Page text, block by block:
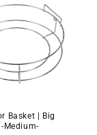
Basket | Big
Medium-